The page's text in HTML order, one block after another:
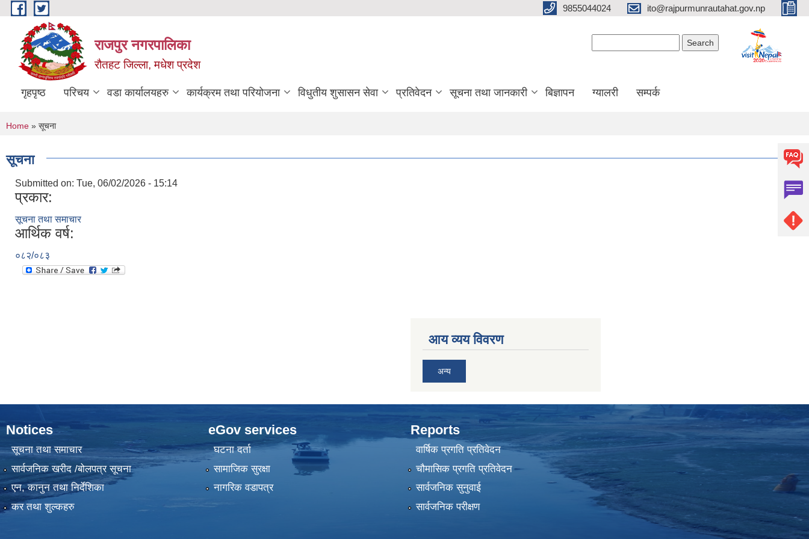
Skip to main content 9855044024 ito@rajpurmunrautahat.gov.np
राजपुर नगरपालिका
रौतहट जिल्ला, मधेश प्रदेश
गृहपृष्ठ परिचय वडा कार्यालयहरु कार्यक्रम तथा परियोजना विधुतीय शुसासन सेवा प्रतिवेदन सूचना तथा जानकारी बिज्ञापन ग्यालरी सम्पर्क
You are here
Home » सूचना
सूचना
Submitted on: Tue, 06/02/2026 - 15:14
प्रकार:
सूचना तथा समाचार
आर्थिक वर्ष:
०८२/०८३
आय व्यय विवरण
अन्य
Notices
सूचना तथा समाचार
सार्वजनिक खरीद /बोलपत्र सूचना
एन, कानुन तथा निर्देशिका
कर तथा शुल्कहरु
eGov services
घटना दर्ता
सामाजिक सुरक्षा
नागरिक वडापत्र
Reports
वार्षिक प्रगति प्रतिवेदन
चौमासिक प्रगति प्रतिवेदन
सार्वजनिक सुनुवाई
सार्वजनिक परीक्षण